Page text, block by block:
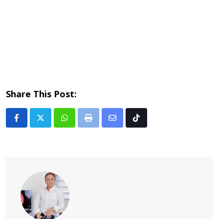
Share This Post:
Whatsapp
Print
Share Tiktok